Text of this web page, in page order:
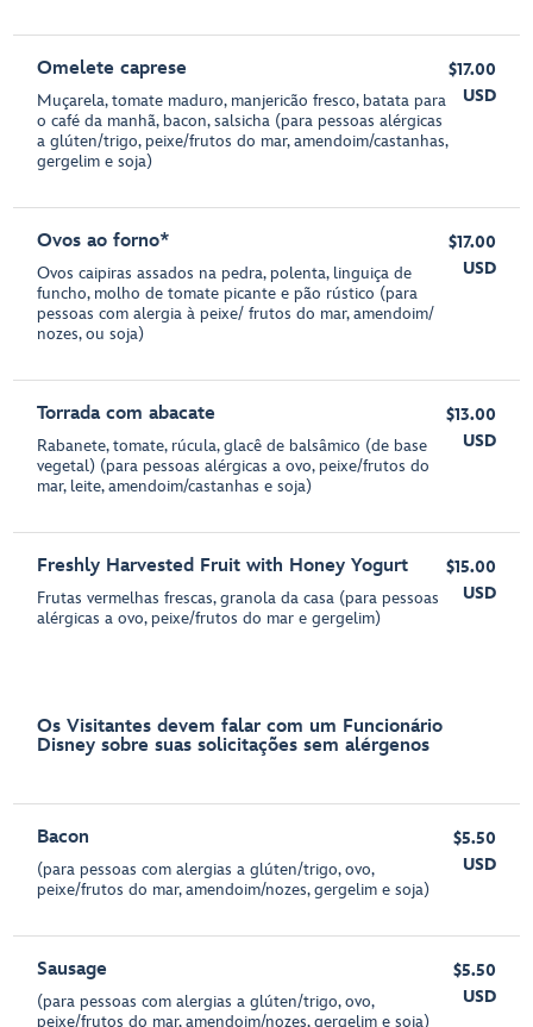
Omelete caprese
Muçarela, tomate maduro, manjericão fresco, batata para
o café da manhã, bacon, salsicha (para pessoas alérgicas
a glúten/trigo, peixe/frutos do mar, amendoim/castanhas,
gergelim e soja)
$17.00
USD
Ovos ao forno*
Ovos caipiras assados na pedra, polenta, linguiça de
funcho, molho de tomate picante e pão rústico (para
pessoas com alergia à peixe/ frutos do mar, amendoim/
nozes, ou soja)
$17.00
USD
Torrada com abacate
Rabanete, tomate, rúcula, glacê de balsâmico (de base
vegetal) (para pessoas alérgicas a ovo, peixe/frutos do
mar, leite, amendoim/castanhas e soja)
$13.00
USD
Freshly Harvested Fruit with Honey Yogurt
Frutas vermelhas frescas, granola da casa (para pessoas
alérgicas a ovo, peixe/frutos do mar e gergelim)
$15.00
USD
Os Visitantes devem falar com um Funcionário
Disney sobre suas solicitações sem alérgenos
Bacon
(para pessoas com alergias a glúten/trigo, ovo,
peixe/frutos do mar, amendoim/nozes, gergelim e soja)
$5.50
USD
Sausage
(para pessoas com alergias a glúten/trigo, ovo,
peixe/frutos do mar, amendoim/nozes, gergelim e soja)
$5.50
USD